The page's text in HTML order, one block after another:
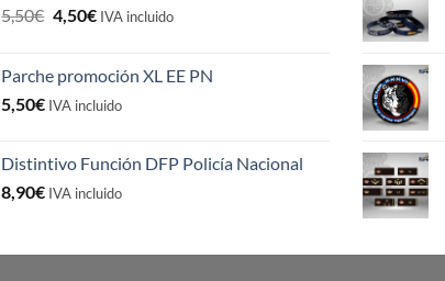
5,50€ El
era:
5,50€.
4,50€El
es:
4,50€.
IVA incluido
Parche promoción XL EE PN
5,50€ IVA incluido
Distintivo Función DFP Policía Nacional
8,90€ IVA incluido